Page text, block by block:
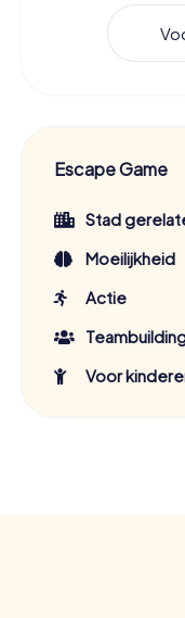
Escape Game
Stad
Moeilijkheid
Actie
Voor